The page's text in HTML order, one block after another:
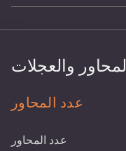
المحاور والعجلات
عدد المحاور
عدد المحاور